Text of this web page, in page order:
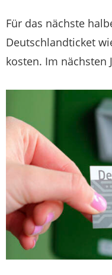
Für das nächste
Deutschlandticket
kosten. Im nächsten